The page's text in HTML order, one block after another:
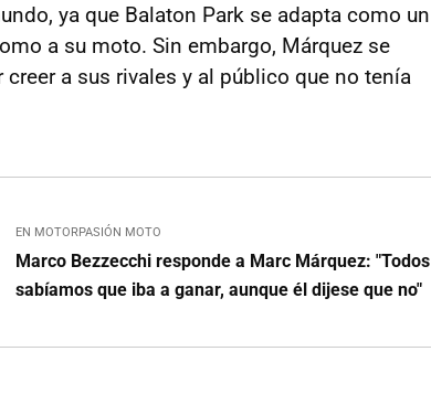
ya que Balaton Park se adapta como un
a su moto. Sin embargo, Márquez se
a sus rivales y al público que no tenía
EN MOTORPASIÓN MOTO
Marco Bezzecchi responde a Marc Márquez: "Todos
sabíamos que iba a ganar, aunque él dijese que no"